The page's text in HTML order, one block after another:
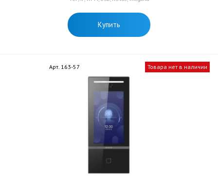
Купить
Арт. 163-57 Товара нет в наличии